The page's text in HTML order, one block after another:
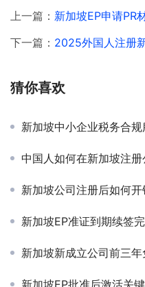
上一篇： 新加坡EP申请PR
下一篇： 2025外国人注册
猜你喜欢
新加坡中小企业税务合
中国人如何在新加坡注
新加坡公司注册后如何
新加坡EP准证到期续签
新加坡新成立公司前三